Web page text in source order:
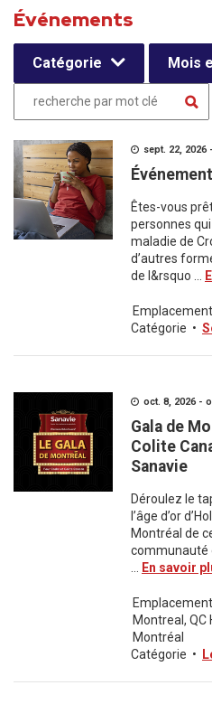
Événements
Catégorie Mois
sept. 22,
Êtes-vous
personnes
maladie de
d’autres
de l&rsquo ...
Emplacement
Catégorie •
oct. 8, 2026 -
Gala de
Colite
Sanavie
Déroulez le
l’âge d’or
Montréal de
communauté
En savoir
Emplacement
Montreal, QC
Montréal
Catégorie •